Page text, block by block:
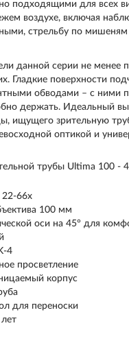
подходящими для всех
воздухе, включая
стрельбу по
данной серии не менее
Гладкие поверхности
обводами – с ними
держать. Идеальный
ищущего зрительную
оптикой и
трубы Ultima 100 -
22-66x
100 мм
оси на 45° для
4
просветление
корпус
для переноски
лет